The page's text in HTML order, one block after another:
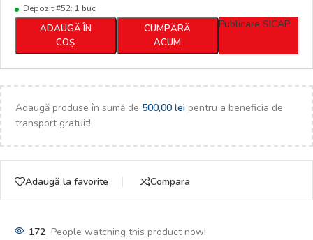
Depozit #52: 1 buc
ADAUGĂ ÎN
COȘ
CUMPĂRĂ
ACUM
Publicare SICAP
Adaugă produse în sumă de 500,00 lei pentru a beneficia de
transport gratuit!
Adaugă la favorite Compara
172 People watching this product now!